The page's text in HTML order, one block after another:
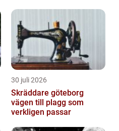
30 juli 2026
Skräddare göteborg
vägen till plagg som
verkligen passar